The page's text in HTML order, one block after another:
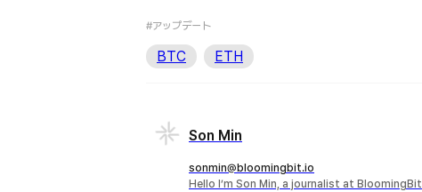
#アップデート
BTC ETH
Son Min
sonmin@bloomingbit.io
Hello I’m Son Min, a journalist at BloomingBit